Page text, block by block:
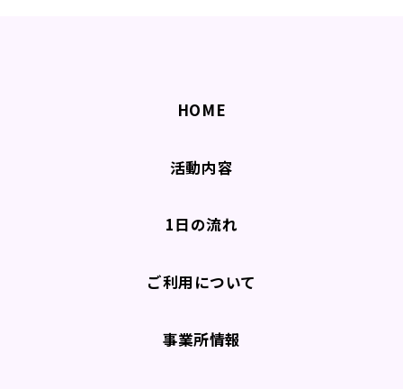
HOME
活動内容
1日の流れ
ご利用について
事業所情報